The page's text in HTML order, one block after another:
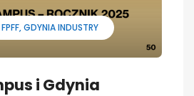
FPFF GDYNIA INDUSTRY
i Gdynia